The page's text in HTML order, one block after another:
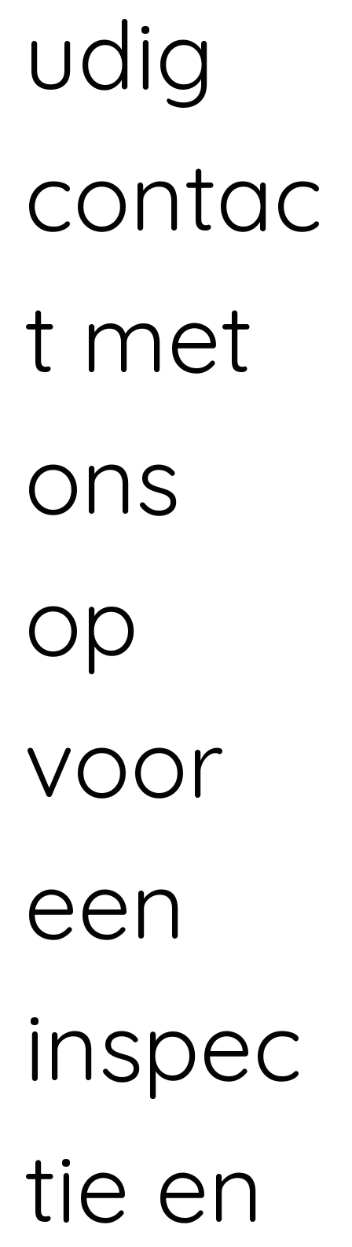
udig
contac
t met
ons
op
voor
een
inspec
tie en